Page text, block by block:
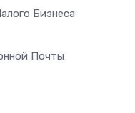
Бизнеса
Почты